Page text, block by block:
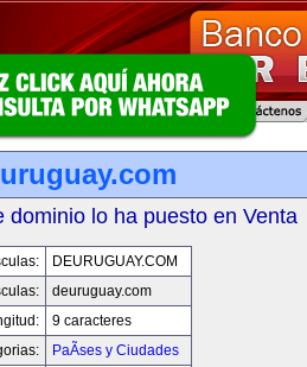
dominio lo ha puesto en Venta
DEURUGUAY.COM
deuruguay.com
9 caracteres
PaÃ­ses y Ciudades